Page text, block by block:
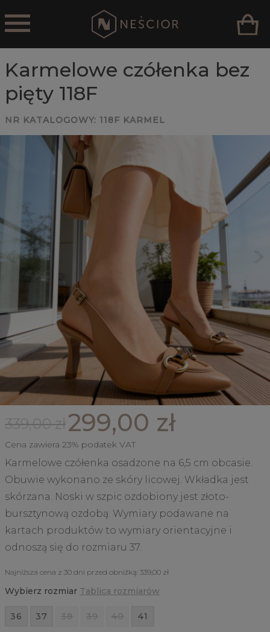
Karmelowe czółenka bez
pięty 118F
NR KATALOGOWY: 118F KARMEL
339,00 zł299,00 zł
Cena zawiera 23% podatek VAT
Karmelowe czółenka osadzone na 6,5 cm obcasie.
Obuwie wykonano ze skóry licowej. Wkładka jest
skórzana. Noski w szpic ozdobiony jest złoto-
bursztynową ozdobą. Wymiary podawane na
kartach produktów to wymiary orientacyjne i
odnoszą się do rozmiaru 37.
Najniższa cena z 30 dni przed obniżką: 339,00 zł
Wybierz rozmiar Tablica rozmiarów
36 37 38 39 40 41